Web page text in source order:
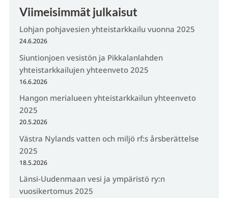
Viimeisimmät julkaisut
Lohjan pohjavesien yhteistarkkailu vuonna 2025
24.6.2026
Siuntionjoen vesistön ja Pikkalanlahden
yhteistarkkailujen yhteenveto 2025
16.6.2026
Hangon merialueen yhteistarkkailun yhteenveto
2025
20.5.2026
Västra Nylands vatten och miljö rf:s årsberättelse
2025
18.5.2026
Länsi-Uudenmaan vesi ja ympäristö ry:n
vuosikertomus 2025